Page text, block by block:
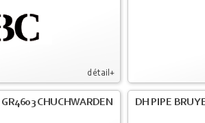
détail+
CHUCHWARDEN DH PIPE